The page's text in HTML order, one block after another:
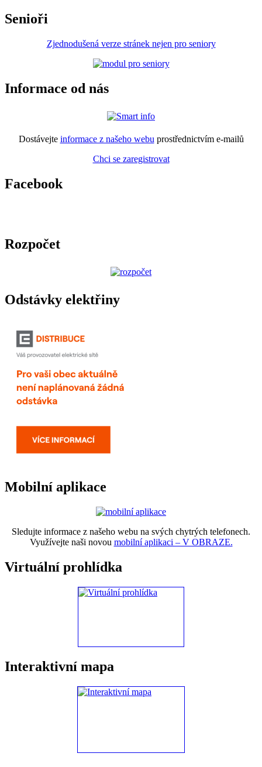
Senioři
Zjednodušená verze stránek nejen pro seniory
Informace od nás
Dostávejte informace z našeho webu prostřednictvím e-mailů
Chci se zaregistrovat
Facebook
Rozpočet
Odstávky elektřiny
Mobilní aplikace
Sledujte informace z našeho webu na svých chytrých telefonech.
Využívejte naši novou mobilní aplikaci – V OBRAZE.
Virtuální prohlídka
Interaktivní mapa